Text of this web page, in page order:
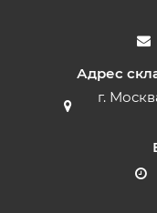
Адрес
г.